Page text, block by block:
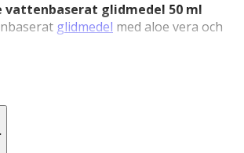
vattenbaserat glidmedel 50 ml
glidmedel med aloe vera och
är ett vattenbaserat glidmedel som ger
Formulan innehåller aloe vera och
till att bevara en hälsosam
Glidmedlet är framtagen för dig